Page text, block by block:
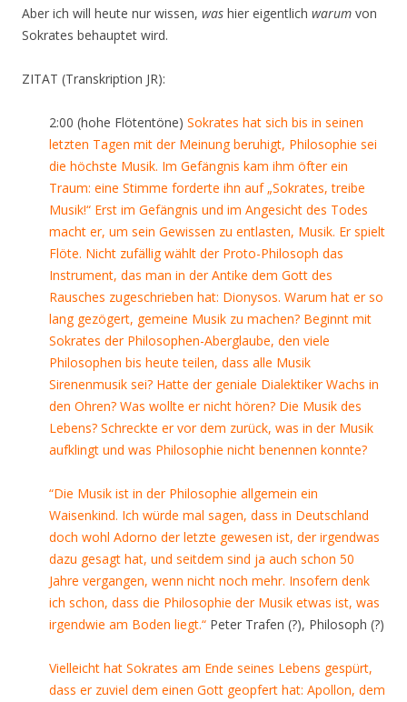
Aber ich will heute nur wissen, was hier eigentlich warum von
Sokrates behauptet wird.
ZITAT (Transkription JR):
2:00 (hohe Flötentöne) Sokrates hat sich bis in seinen
letzten Tagen mit der Meinung beruhigt, Philosophie sei
die höchste Musik. Im Gefängnis kam ihm öfter ein
Traum: eine Stimme forderte ihn auf „Sokrates, treibe
Musik!“ Erst im Gefängnis und im Angesicht des Todes
macht er, um sein Gewissen zu entlasten, Musik. Er spielt
Flöte. Nicht zufällig wählt der Proto-Philosoph das
Instrument, das man in der Antike dem Gott des
Rausches zugeschrieben hat: Dionysos. Warum hat er so
lang gezögert, gemeine Musik zu machen? Beginnt mit
Sokrates der Philosophen-Aberglaube, den viele
Philosophen bis heute teilen, dass alle Musik
Sirenenmusik sei? Hatte der geniale Dialektiker Wachs in
den Ohren? Was wollte er nicht hören? Die Musik des
Lebens? Schreckte er vor dem zurück, was in der Musik
aufklingt und was Philosophie nicht benennen konnte?
“Die Musik ist in der Philosophie allgemein ein
Waisenkind. Ich würde mal sagen, dass in Deutschland
doch wohl Adorno der letzte gewesen ist, der irgendwas
dazu gesagt hat, und seitdem sind ja auch schon 50
Jahre vergangen, wenn nicht noch mehr. Insofern denk
ich schon, dass die Philosophie der Musik etwas ist, was
irgendwie am Boden liegt.“ Peter Trafen (?), Philosoph (?)
Vielleicht hat Sokrates am Ende seines Lebens gespürt,
dass er zuviel dem einen Gott geopfert hat: Apollon, dem